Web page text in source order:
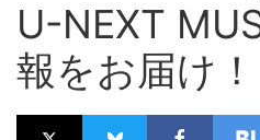
U-NEXT
報をお届け！